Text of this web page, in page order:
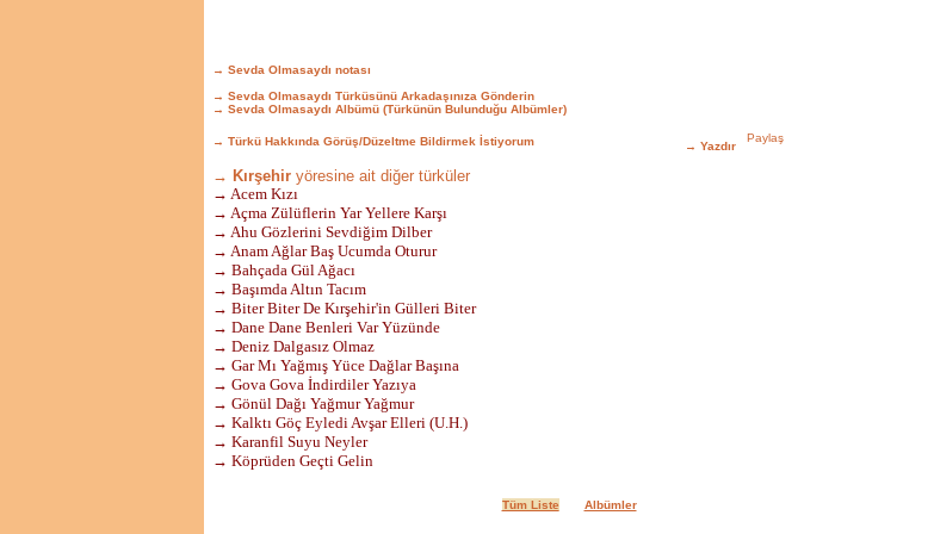
→ Sevda Olmasaydı notası
→ Sevda Olmasaydı Türküsünü Arkadaşınıza Gönderin
→ Sevda Olmasaydı Albümü (Türkünün Bulunduğu Albümler)
→ Türkü Hakkında Görüş/Düzeltme Bildirmek İstiyorum → Yazdır
→ Kırşehir yöresine ait diğer türküler
→ Acem Kızı
→ Açma Zülüflerin Yar Yellere Karşı
→ Ahu Gözlerini Sevdiğim Dilber
→ Anam Ağlar Baş Ucumda Oturur
→ Bahçada Gül Ağacı
→ Başımda Altın Tacım
→ Biter Biter De Kırşehir'in Gülleri Biter
→ Dane Dane Benleri Var Yüzünde
→ Deniz Dalgasız Olmaz
→ Gar Mı Yağmış Yüce Dağlar Başına
→ Gova Gova İndirdiler Yazıya
→ Gönül Dağı Yağmur Yağmur
→ Kalktı Göç Eyledi Avşar Elleri (U.H.)
→ Karanfil Suyu Neyler
→ Köprüden Geçti Gelin
Tüm Liste Albümler